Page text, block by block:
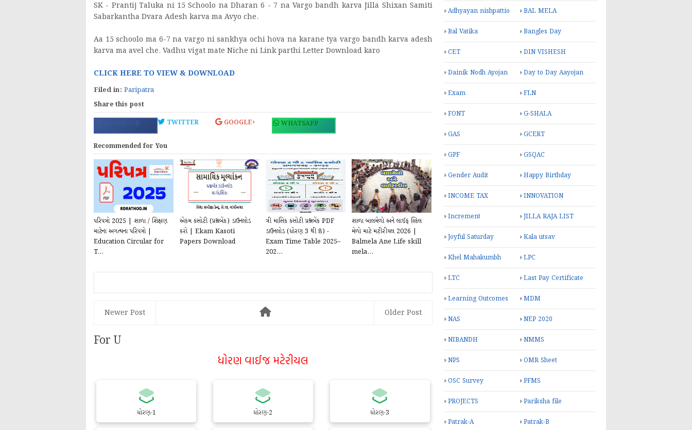
SK - Prantij Taluka ni 15 Schoolo na Dharan 6 - 7 na Vargo bandh karva Jilla Shixan Samiti
Sabarkantha Dvara Adesh karva ma Avyo che.
Aa 15 schoolo ma 6-7 na vargo ni sankhya ochi hova na karane tya vargo bandh karva adesh
karva ma avel che. Vadhu vigat mate Niche ni Link parthi Letter Download karo
CLICK HERE TO VIEW & DOWNLOAD
Filed in: Paripatra
Share this post
FACEBOOK TWITTER GOOGLE+ WHATSAPP
Recommended for You
પરિપત્રો 2025 | શાળા / શિક્ષણ
માટેના અગત્યના પરિપત્રો |
Education Circular for
T...
એકમ કસોટી (પ્રશ્નબેંક) ડાઉનલોડ
કરો | Ekam Kasoti
Papers Download
ત્રી માસિક કસોટી પ્રશ્નબેંક PDF
ડાઉનલોડ (ધોરણ 3 થી 8) -
Exam Time Table 2025–
202...
શાળા બાલમેળો અને લાઈફ સ્કિલ
મેળો માટે મટીરીયલ 2026 |
Balmela Ane Life skill
mela...
Newer Post Older Post
For U
ધોરણ વાઈજ મટેરીયલ
ધોરણ-1 ધોરણ-2 ધોરણ-3
Adhyayan nishpattio BAL MELA
Bal Vatika Bangles Day
CET DIN VISHESH
Dainik Nodh Ayojan Day to Day Aayojan
Exam FLN
FONT G-SHALA
GAS GCERT
GPF GSQAC
Gender Audit Happy Birthday
INCOME TAX INNOVATION
Increment JILLA RAJA LIST
Joyful Saturday Kala utsav
Khel Mahakumbh LPC
LTC Last Pay Certificate
Learning Outcomes MDM
NAS NEP 2020
NIBANDH NMMS
NPS OMR Sheet
OSC Survey PFMS
PROJECTS Pariksha file
Patrak-A Patrak-B